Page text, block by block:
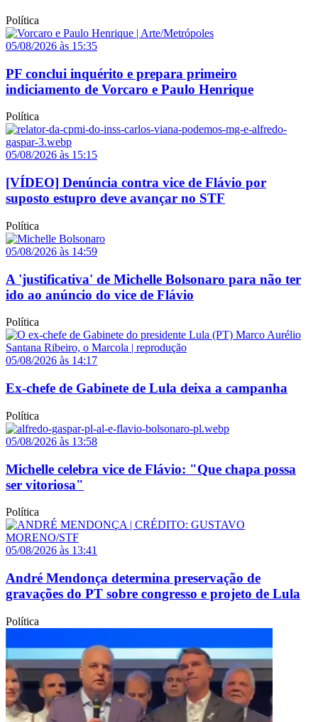
Política
05/08/2026 às 15:35
PF conclui inquérito e prepara primeiro
indiciamento de Vorcaro e Paulo Henrique
Política
05/08/2026 às 15:15
[VÍDEO] Denúncia contra vice de Flávio por
suposto estupro deve avançar no STF
Política
05/08/2026 às 14:59
A 'justificativa' de Michelle Bolsonaro para não ter
ido ao anúncio do vice de Flávio
Política
05/08/2026 às 14:17
Ex-chefe de Gabinete de Lula deixa a campanha
Política
05/08/2026 às 13:58
Michelle celebra vice de Flávio: "Que chapa possa
ser vitoriosa"
Política
05/08/2026 às 13:41
André Mendonça determina preservação de
gravações do PT sobre congresso e projeto de Lula
Política